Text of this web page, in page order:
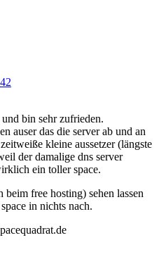
bin sehr zufrieden.
auser das die server ab und an
kleine aussetzer (längste
der damalige dns server
ein toller space.
free hosting) sehen lassen
in nichts nach.